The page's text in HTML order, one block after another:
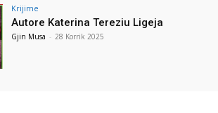
Krijime
Autore Katerina Tereziu Ligeja
Gjin Musa - 28 Korrik 2025